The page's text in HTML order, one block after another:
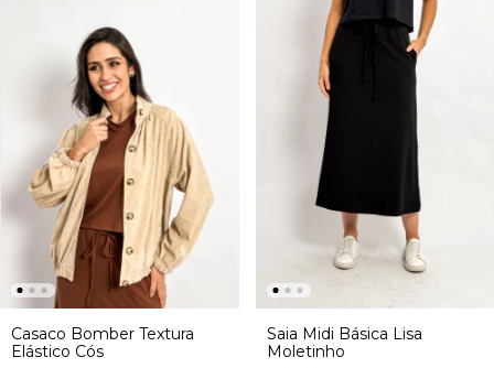
Casaco Bomber Textura
Elástico Cós
Saia Midi Básica Lisa
Moletinho